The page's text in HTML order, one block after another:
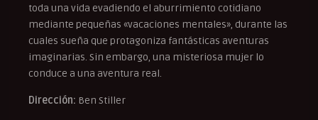
toda una vida evadiendo el aburrimiento cotidiano
mediante pequeñas «vacaciones mentales», durante las
cuales sueña que protagoniza fantásticas aventuras
imaginarias. Sin embargo, una misteriosa mujer lo
conduce a una aventura real.
Dirección: Ben Stiller